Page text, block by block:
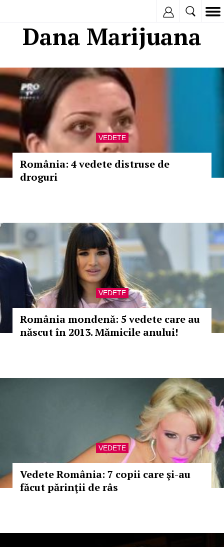
Dana Marijuana
VEDETE
România: 4 vedete distruse de
droguri
VEDETE
România mondenă: 5 vedete care au
născut în 2013. Mămicile anului!
VEDETE
Vedete România: 7 copii care şi-au
făcut părinţii de râs